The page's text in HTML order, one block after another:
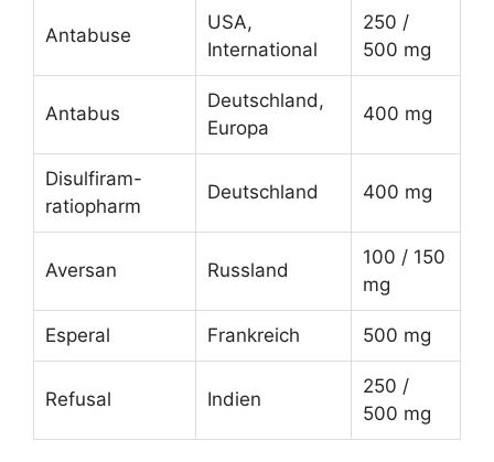
Antabuse
USA,
International
250 /
500 mg
Antabus
Deutschland,
Europa
400 mg
Disulfiram-
ratiopharm
Deutschland 400 mg
Aversan Russland
100 / 150
mg
Esperal Frankreich 500 mg
Refusal Indien
250 /
500 mg